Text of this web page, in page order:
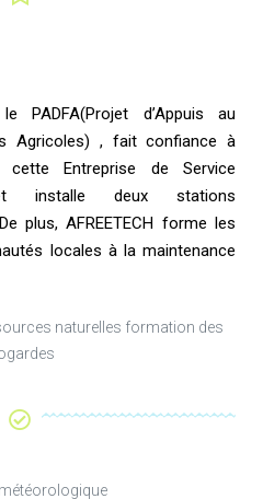
PADFA(Projet d’Appuis au
Agricoles) , fait confiance à
cette Entreprise de Service
installe deux stations
plus, AFREETECH forme les
locales à la maintenance